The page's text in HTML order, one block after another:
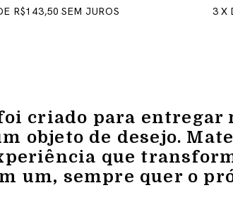
R$143,50 SEM JUROS 3 X
criado para entregar
objeto de desejo.
que
um, sempre quer o